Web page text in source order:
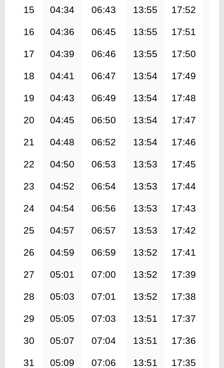
15 04:34 06:43 13:55 17:52
16 04:36 06:45 13:55 17:51
17 04:39 06:46 13:55 17:50
18 04:41 06:47 13:54 17:49
19 04:43 06:49 13:54 17:48
20 04:45 06:50 13:54 17:47
21 04:48 06:52 13:54 17:46
22 04:50 06:53 13:53 17:45
23 04:52 06:54 13:53 17:44
24 04:54 06:56 13:53 17:43
25 04:57 06:57 13:53 17:42
26 04:59 06:59 13:52 17:41
27 05:01 07:00 13:52 17:39
28 05:03 07:01 13:52 17:38
29 05:05 07:03 13:51 17:37
30 05:07 07:04 13:51 17:36
31 05:09 07:06 13:51 17:35